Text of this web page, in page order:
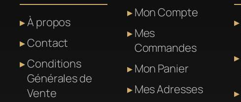
À propos
Contact
Conditions
Générales de
Vente
Mon Compte
Mes
Commandes
Mon Panier
Mes Adresses